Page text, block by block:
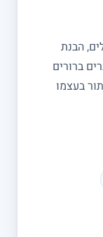
הבנת
ברורים
בעצמו